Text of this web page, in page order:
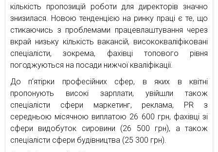
кількість пропозицій роботи для директорів значно
знизилася. Новою тенденцією на ринку праці є те, що
стикаючись з проблемами працевлаштування через
вкрай низьку кількість вакансій, висококваліфіковані
спеціалісти, зокрема, фахівці топового рівня
погоджуються на посади нижчої кваліфікації.
До п’ятірки професійних сфер, в яких в квітні
пропонують високі зарплати, увійшли також
спеціалісти сфери маркетинг, реклама, PR з
середньою місячною виплатою 26 600 грн, фахівці зі
сфери видобуток сировини (26 500 грн), а також
спеціалісти сфери будівництва (25 300 грн).